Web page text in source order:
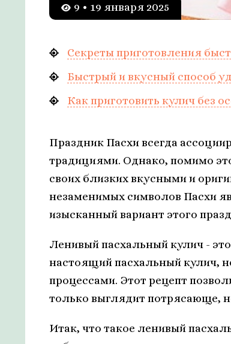
9 • 19 января 2025
Секреты приготовления
Быстрый и вкусный способ
Как приготовить кулич без
Праздник Пасхи всегда
традициями. Однако, помимо
своих близких вкусными и
незаменимых символов Пасхи
изысканный вариант этого
Ленивый пасхальный кулич -
настоящий пасхальный кулич,
процессами. Этот рецепт
только выглядит потрясающе,
Итак, что такое ленивый